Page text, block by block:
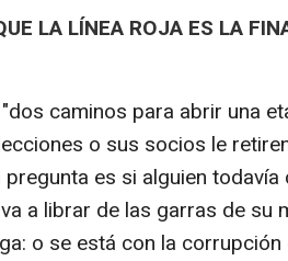
LA LÍNEA ROJA ES LA
caminos para abrir una
o sus socios le
es si alguien
a librar de las garras de su
o se está con la